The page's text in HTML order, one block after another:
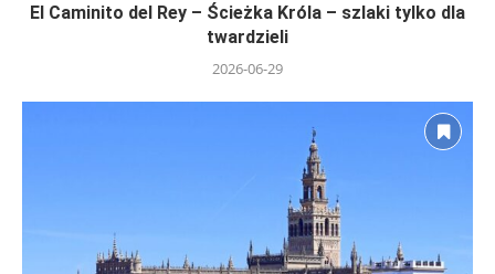
El Caminito del Rey – Ścieżka Króla – szlaki tylko dla
twardzieli
2026-06-29